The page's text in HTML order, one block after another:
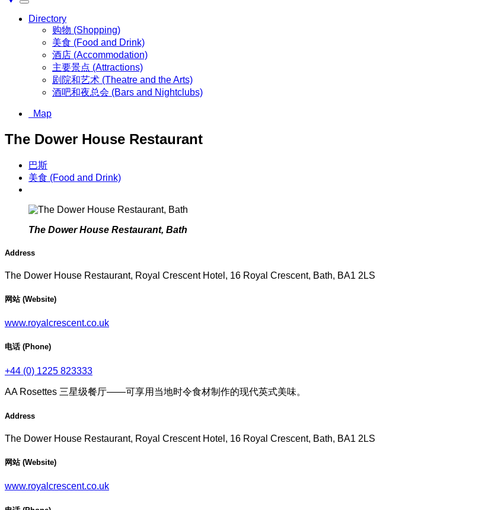
Toggle
navigation
Directory
购物 (Shopping)
美食 (Food and Drink)
酒店 (Accommodation)
主要景点 (Attractions)
剧院和艺术 (Theatre and the Arts)
酒吧和夜总会 (Bars and Nightclubs)
Map
The Dower House Restaurant
巴斯
美食 (Food and Drink)
The Dower House Restaurant, Bath
Address
The Dower House Restaurant, Royal Crescent Hotel, 16 Royal Crescent, Bath, BA1 2LS
网站 (Website)
www.royalcrescent.co.uk
电话 (Phone)
+44 (0) 1225 823333
AA Rosettes 三星级餐厅——可享用当地时令食材制作的现代英式美味。
Address
The Dower House Restaurant, Royal Crescent Hotel, 16 Royal Crescent, Bath, BA1 2LS
网站 (Website)
www.royalcrescent.co.uk